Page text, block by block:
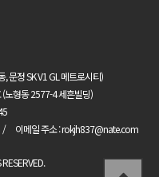
문정 SK V1 GL 메트로시티)
노형동 2577-4 세흔빌딩)
이메일 주소 : rokjh837@nate.com